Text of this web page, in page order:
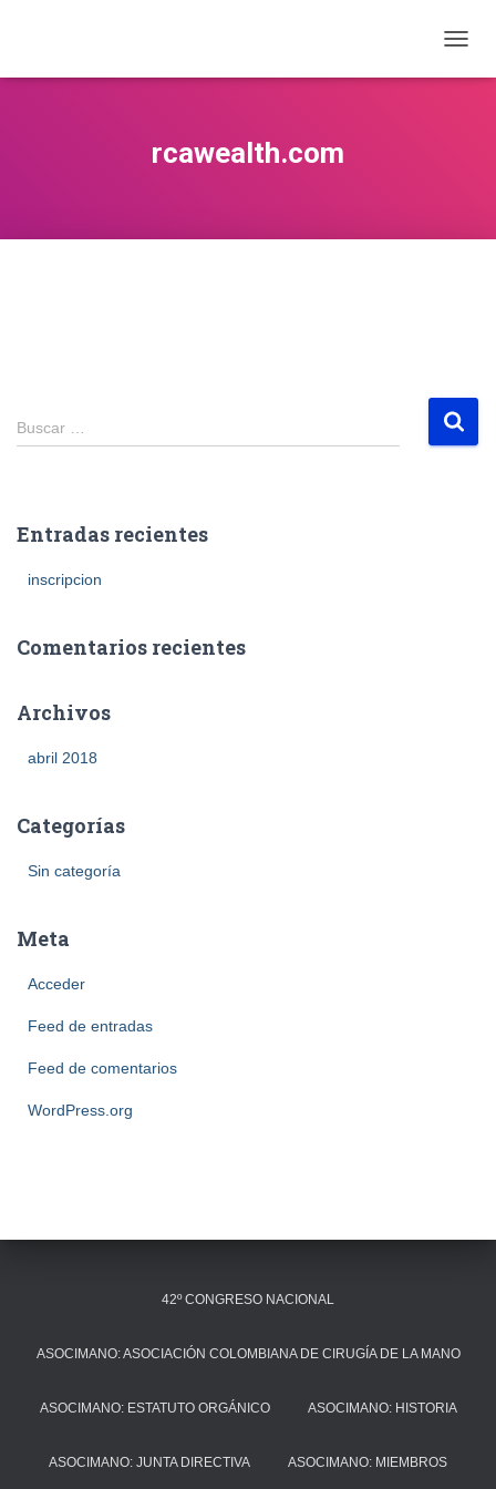
rcawealth.com
Buscar …
Entradas recientes
inscripcion
Comentarios recientes
Archivos
abril 2018
Categorías
Sin categoría
Meta
Acceder
Feed de entradas
Feed de comentarios
WordPress.org
42º CONGRESO NACIONAL
ASOCIMANO: ASOCIACIÓN COLOMBIANA DE CIRUGÍA DE LA MANO
ASOCIMANO: ESTATUTO ORGÁNICO ASOCIMANO: HISTORIA
ASOCIMANO: JUNTA DIRECTIVA ASOCIMANO: MIEMBROS